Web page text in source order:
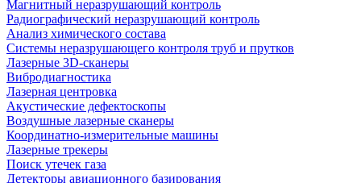
Магнитный неразрушающий контроль
Радиографический неразрушающий контроль
Анализ химического состава
Системы неразрушающего контроля труб и прутков
Лазерные 3D-сканеры
Вибродиагностика
Лазерная центровка
Акустические дефектоскопы
Воздушные лазерные сканеры
Координатно-измерительные машины
Лазерные трекеры
Поиск утечек газа
Детекторы авиационного базирования